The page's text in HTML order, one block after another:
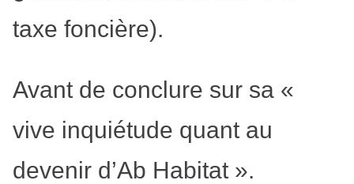
taxe foncière).
Avant de conclure sur sa «
vive inquiétude quant au
devenir d’Ab Habitat ».